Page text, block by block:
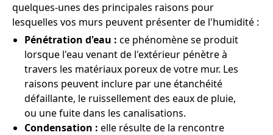
quelques-unes des principales raisons pour
lesquelles vos murs peuvent présenter de l'humidité :
Pénétration d'eau : ce phénomène se produit
lorsque l'eau venant de l'extérieur pénètre à
travers les matériaux poreux de votre mur. Les
raisons peuvent inclure par une étanchéité
défaillante, le ruissellement des eaux de pluie,
ou une fuite dans les canalisations.
Condensation : elle résulte de la rencontre